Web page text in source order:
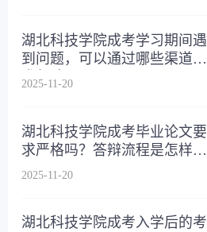
湖北科技学院成考学习期间遇
到问题，可以通过哪些渠道寻
求帮助？
2025-11-20
湖北科技学院成考毕业论文要
求严格吗？答辩流程是怎样
的？
2025-11-20
湖北科技学院成考入学后的考